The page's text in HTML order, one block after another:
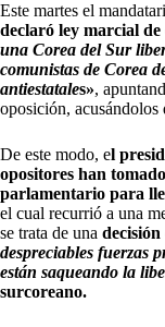
Este martes el
declaró ley marcial de
una Corea del Sur
comunistas de Corea
antiestatales»,
oposición,
De este modo, el
opositores han
parlamentario para
el cual recurrió a una
se trata de una decisión
despreciables fuerzas
están saqueando la
surcoreano.